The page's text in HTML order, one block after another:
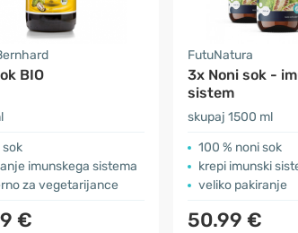
BIO
sok
imunskega sistema
za vegetarijance
€
FutuNatura
3x Noni sok -
sistem
skupaj 1500 ml
100 % noni sok
krepi imunski
veliko pakiranje
50.99 €